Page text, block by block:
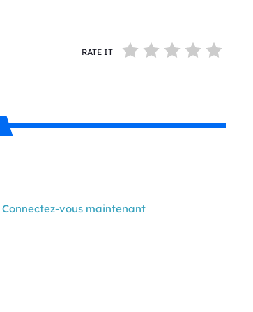
RATE IT
Connectez-vous maintenant